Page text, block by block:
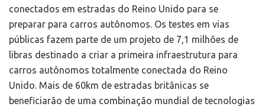
conectados em estradas do Reino Unido para se
preparar para carros autônomos. Os testes em vias
públicas fazem parte de um projeto de 7,1 milhões de
libras destinado a criar a primeira infraestrutura para
carros autônomos totalmente conectada do Reino
Unido. Mais de 60km de estradas britânicas se
beneficiarão de uma combinação mundial de tecnologias